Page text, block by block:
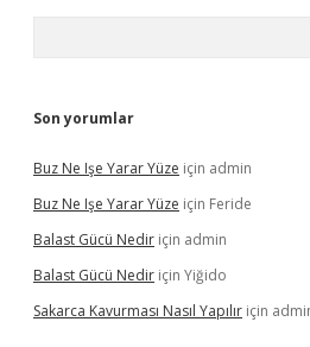
Son yorumlar
Buz Ne Işe Yarar Yüze için admin
Buz Ne Işe Yarar Yüze için Feride
Balast Gücü Nedir için admin
Balast Gücü Nedir için Yiğido
Sakarca Kavurması Nasıl Yapılır için